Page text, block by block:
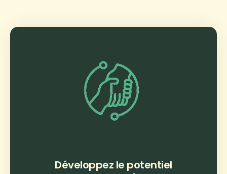
Développez le potentiel